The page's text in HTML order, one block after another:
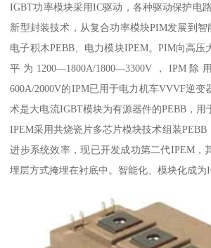
IGBT功率模块采用IC驱动，各种驱动保护电
新型封装技术，从复合功率模块PIM发展到智
电子积木PEBB、电力模块IPEM。PIM向高压
平为1200—1800A/1800—3300V，IPM
600A/2000V的IPM已用于电力机车VVVF逆变
术是大电流IGBT模块为有源器件的PEBB，用
IPEM采用共烧瓷片多芯片模块技术组装PEBB
进步系统效率，现已开发成功第二代IPEM，
埋层方式掩埋在衬底中。智能化、模块化成为